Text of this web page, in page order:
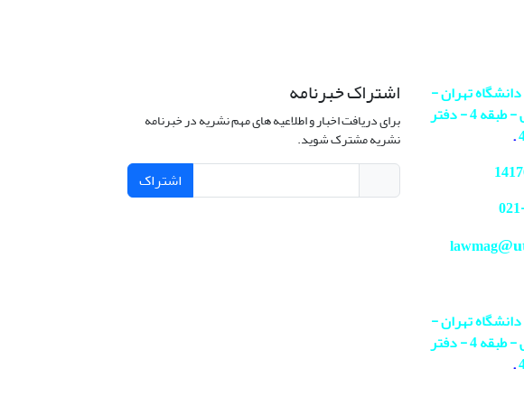
تهران -
دانشکده حقوق و علوم سیاسی - طبقه 4 - دفتر
.
021
تهران -
دانشکده حقوق و علوم سیاسی - طبقه 4 - دفتر
.
اشتراک خبرنامه
برای دریافت اخبار و اطلاعیه های مهم نشریه در خبرنامه
نشریه مشترک شوید.
اشتراک